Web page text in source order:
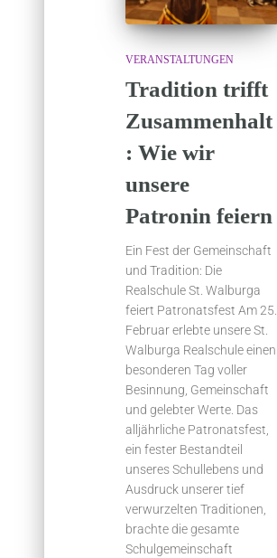
VERANSTALTUNGEN
Tradition trifft
Zusammenhalt
: Wie wir
unsere
Patronin feiern
Ein Fest der Gemeinschaft
und Tradition: Die
Realschule St. Walburga
feiert Patronatsfest Am 25.
Februar erlebte unsere St.
Walburga Realschule einen
besonderen Tag voller
Besinnung, Gemeinschaft
und gelebter Werte. Das
alljährliche Patronatsfest,
ein fester Bestandteil
unseres Schullebens und
Ausdruck unserer tief
verwurzelten Traditionen,
brachte die gesamte
Schulgemeinschaft